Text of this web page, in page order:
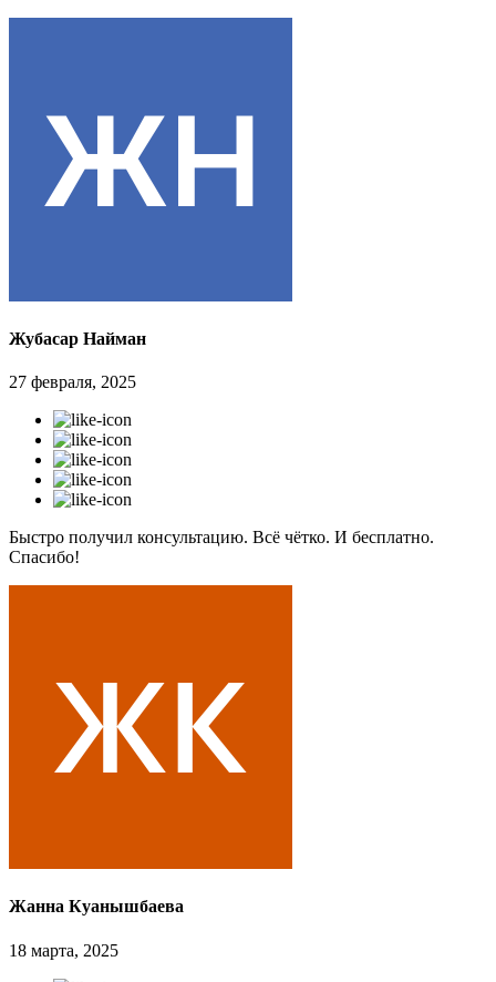
Жубасар Найман
27 февраля, 2025
Быстро получил консультацию. Всё чётко. И бесплатно.
Спасибо!
Жанна Куанышбаева
18 марта, 2025